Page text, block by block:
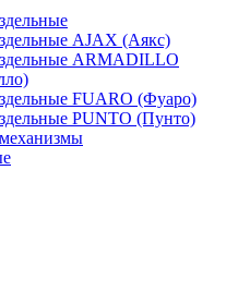
AJAX (Аякс)
ARMADILLO
FUARO (Фуаро)
PUNTO (Пунто)